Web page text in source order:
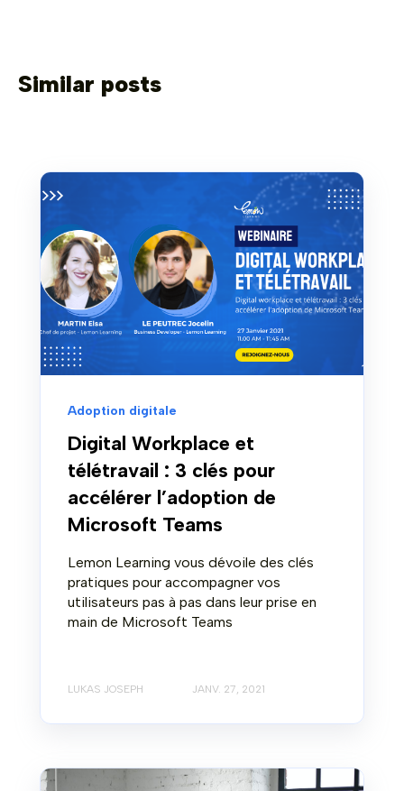
Similar posts
Adoption digitale
Digital Workplace et
télétravail : 3 clés pour
accélérer l’adoption de
Microsoft Teams
Lemon Learning vous dévoile des clés
pratiques pour accompagner vos
utilisateurs pas à pas dans leur prise en
main de Microsoft Teams
LUKAS JOSEPH JANV. 27, 2021